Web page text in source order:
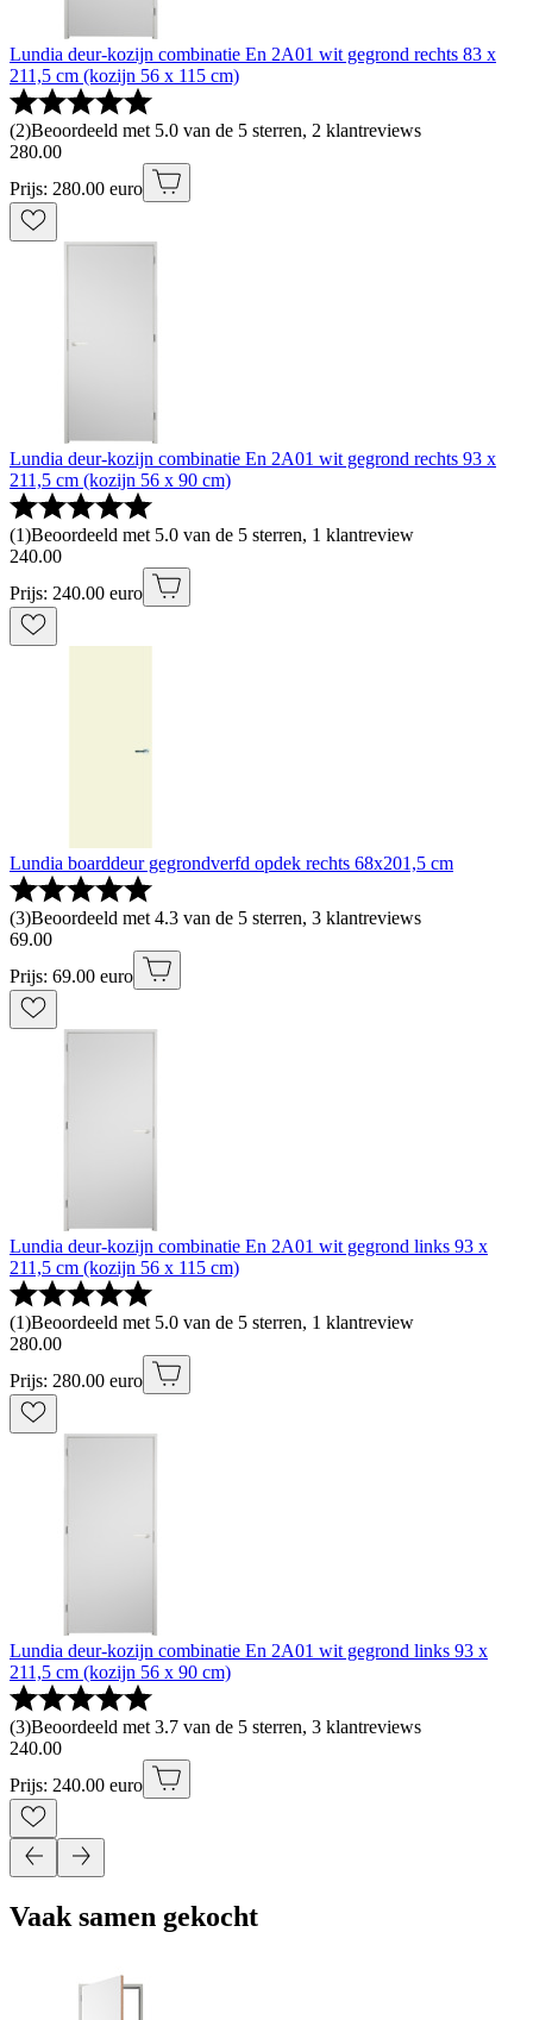
Lundia deur-kozijn combinatie En 2A01 wit gegrond rechts 83 x
211,5 cm (kozijn 56 x 115 cm)
(2)Beoordeeld met 5.0 van de 5 sterren, 2 klantreviews
280.00
Prijs: 280.00 euro
Lundia deur-kozijn combinatie En 2A01 wit gegrond rechts 93 x
211,5 cm (kozijn 56 x 90 cm)
(1)Beoordeeld met 5.0 van de 5 sterren, 1 klantreview
240.00
Prijs: 240.00 euro
Lundia boarddeur gegrondverfd opdek rechts 68x201,5 cm
(3)Beoordeeld met 4.3 van de 5 sterren, 3 klantreviews
69.00
Prijs: 69.00 euro
Lundia deur-kozijn combinatie En 2A01 wit gegrond links 93 x
211,5 cm (kozijn 56 x 115 cm)
(1)Beoordeeld met 5.0 van de 5 sterren, 1 klantreview
280.00
Prijs: 280.00 euro
Lundia deur-kozijn combinatie En 2A01 wit gegrond links 93 x
211,5 cm (kozijn 56 x 90 cm)
(3)Beoordeeld met 3.7 van de 5 sterren, 3 klantreviews
240.00
Prijs: 240.00 euro
Vaak samen gekocht